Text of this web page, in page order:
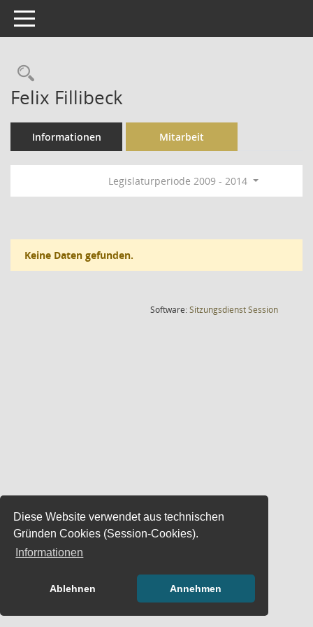
Diese Website verwendet aus technischen
Gründen Cookies (Session-Cookies).
Informationen
Ablehnen Annehmen
Toggle navigation
Rechercheauswahl
Felix Fillibeck
Informationen Mitarbeit
Legislaturperiode 2009 - 2014
Keine Daten gefunden.
Software:SitzungsdienstSession(Wird in